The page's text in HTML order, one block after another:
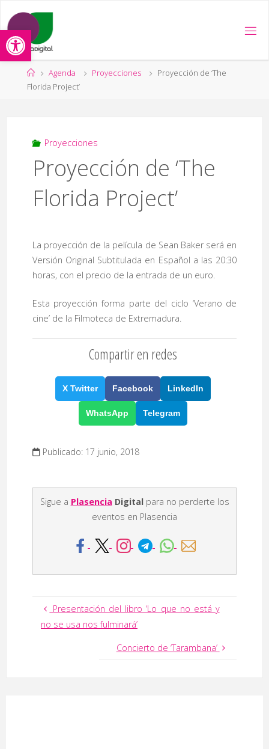
Abrir barra de herramientas
contenido
Página
de
Agenda Proyecciones
Proyección de ‘The
Florida Project’
Proyecciones
Proyección de ‘The
Florida Project’
La proyección de la película de Sean Baker será en
Versión Original Subtitulada en Español a las 20:30
horas, con el precio de la entrada de un euro.
Esta proyección forma parte del ciclo ‘Verano de
cine’ de la Filmoteca de Extremadura.
Compartir en redes
X Twitter Facebook LinkedIn
WhatsApp Telegram
Publicado: 17 junio, 2018
Sigue a Plasencia Digitalpara no perderte los
eventos en Plasencia
Presentación del libro ‘Lo que no está y
no se usa nos fulminará’
Concierto de ‘Tarambana’